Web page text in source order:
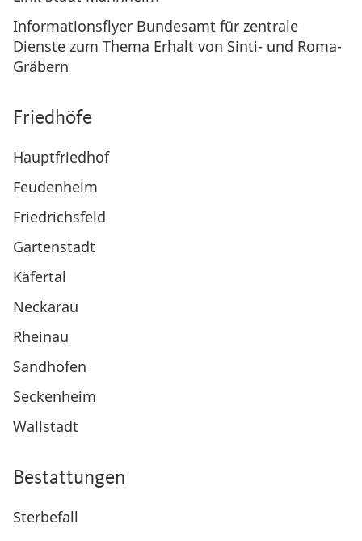
Informationsflyer Bundesamt für zentrale
Dienste zum Thema Erhalt von Sinti- und Roma-
Gräbern
Friedhöfe
Hauptfriedhof
Feudenheim
Friedrichsfeld
Gartenstadt
Käfertal
Neckarau
Rheinau
Sandhofen
Seckenheim
Wallstadt
Bestattungen
Sterbefall